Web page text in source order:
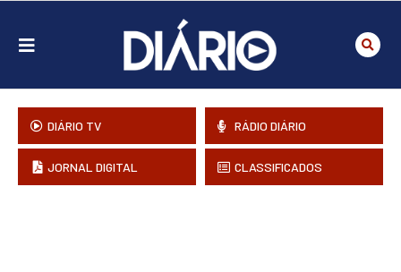
DIÁRIO TV RÁDIO DIÁRIO
JORNAL DIGITAL CLASSIFICADOS